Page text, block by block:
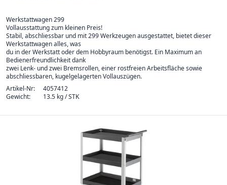
Werkstattwagen 299
Vollausstattung zum kleinen Preis!
Stabil, abschliessbar und mit 299 Werkzeugen ausgestattet, bietet dieser
Werkstattwagen alles, was
du in der Werkstatt oder dem Hobbyraum benötigst. Ein Maximum an
Bedienerfreundlichkeit dank
zwei Lenk- und zwei Bremsrollen, einer rostfreien Arbeitsfläche sowie
abschliessbaren, kugelgelagerten Vollauszügen.
Artikel-Nr:
4057412
Gewicht:
13.5 kg / STK